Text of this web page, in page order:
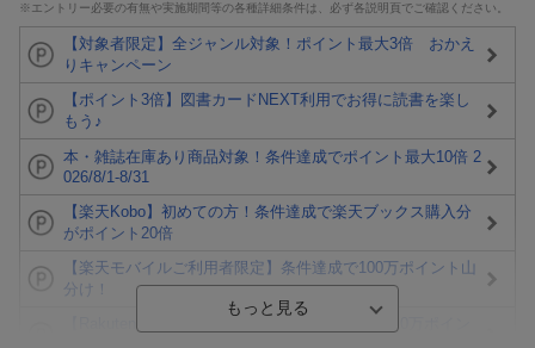
※エントリー必要の有無や実施期間等の各種詳細条件は、必ず各説明頁でご確認ください。
【対象者限定】全ジャンル対象！ポイント最大3倍 おかえ
りキャンペーン
【ポイント3倍】図書カードNEXT利用でお得に読書を楽し
もう♪
本・雑誌在庫あり商品対象！条件達成でポイント最大10倍 2
026/8/1-8/31
【楽天Kobo】初めての方！条件達成で楽天ブックス購入分
がポイント20倍
【楽天モバイルご利用者限定】条件達成で100万ポイント山
分け！